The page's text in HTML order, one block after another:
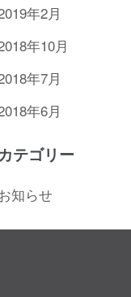
年2月
年10月
年7月
年6月
カテゴリー
知らせ